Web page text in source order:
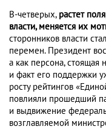
В-четверых, растет
власти, меняется их
сторонников власти
перемен. Президент
а как персона, стоящая
и факт его поддержки
росту рейтингов
повлияли прошедший
и выдвижение
возглавляемой